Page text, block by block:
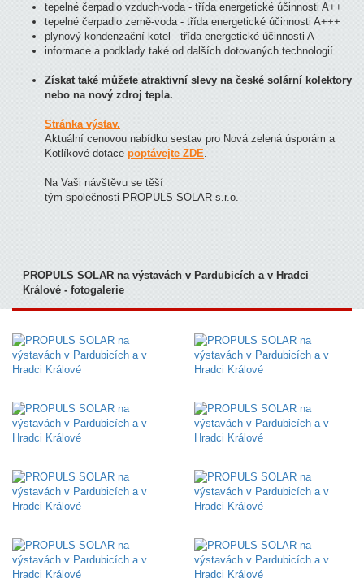
tepelné čerpadlo vzduch-voda - třída energetické účinnosti A++
tepelné čerpadlo země-voda - třída energetické účinnosti A+++
plynový kondenzační kotel - třída energetické účinnosti A
informace a podklady také od dalších dotovaných technologií
Získat také můžete atraktivní slevy na české solární kolektory
nebo na nový zdroj tepla.
Stránka výstav.
Aktuální cenovou nabídku sestav pro Nová zelená úsporám a
Kotlíkové dotace poptávejte ZDE.
Na Vaši návštěvu se těší
tým společnosti PROPULS SOLAR s.r.o.
PROPULS SOLAR na výstavách v Pardubicích a v Hradci
Králové - fotogalerie